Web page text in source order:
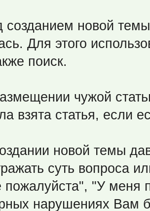
созданием новой
Для этого
поиск.
чужой
взята статья, если
новой темы
суть вопроса
пожалуйста", "У меня
нарушениях Вам